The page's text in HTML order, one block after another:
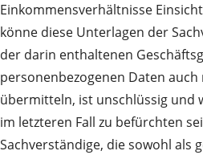
Einkommensverhältnisse
könne diese Unterlagen der
der darin enthaltenen
personenbezogenen Daten
übermitteln, ist unschlüssig und
im letzteren Fall zu befürchten
Sachverständige, die sowohl als